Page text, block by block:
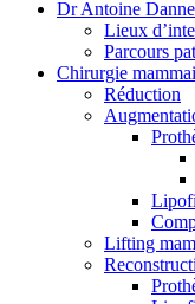
Dr Antoine
Lieux
Parcours
Chirurgie
Réduction
Lifting